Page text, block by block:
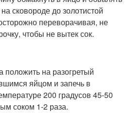
сковороде до золотистой
переворачивая, не
чтобы не вытек сок.
на разогретый
яйцом и запечь в
200 градусов 45-50
соком 1-2 раза.